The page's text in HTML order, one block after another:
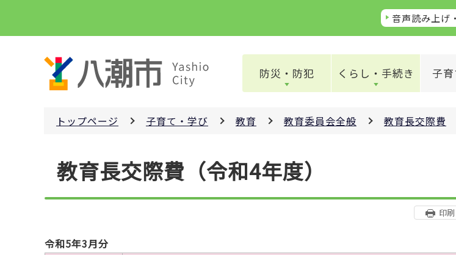
ペ
音声読み上げ
防災・防犯 くらし・手続き 子
トップページ 子育て・学び 教育 教育委員会全般 教育長交際費
教育長交際費（令和4年度）
印刷
令和5年3月分